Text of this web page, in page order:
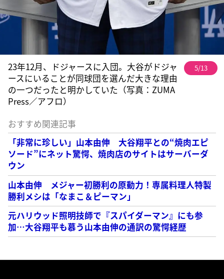
23年12月、ドジャースに入団。大谷がドジャ
ースにいることが同球団を選んだ大きな理由
の一つだったと明かしていた（写真：ZUMA
Press／アフロ）
5/13
おすすめ関連記事
「非常に珍しい」山本由伸 大谷翔平との“焼肉エピ
ソード”にネット驚愕、焼肉店のサイトはサーバーダ
ウン
山本由伸 メジャー初勝利の原動力！専属料理人特製
勝利メシは「なまこ＆ピーマン」
元ハリウッド照明技師で『スパイダーマン』にも参
加…大谷翔平も慕う山本由伸の通訳の驚愕経歴